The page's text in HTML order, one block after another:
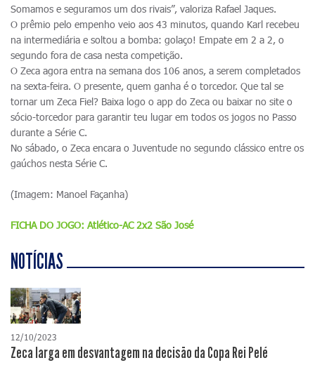
Somamos e seguramos um dos rivais”, valoriza Rafael Jaques.
O prêmio pelo empenho veio aos 43 minutos, quando Karl recebeu
na intermediária e soltou a bomba: golaço! Empate em 2 a 2, o
segundo fora de casa nesta competição.
O Zeca agora entra na semana dos 106 anos, a serem completados
na sexta-feira. O presente, quem ganha é o torcedor. Que tal se
tornar um Zeca Fiel? Baixa logo o app do Zeca ou baixar no site o
sócio-torcedor para garantir teu lugar em todos os jogos no Passo
durante a Série C.
No sábado, o Zeca encara o Juventude no segundo clássico entre os
gaúchos nesta Série C.
(Imagem: Manoel Façanha)
FICHA DO JOGO: Atlético-AC 2x2 São José
NOTÍCIAS
12/10/2023
Zeca larga em desvantagem na decisão da Copa Rei Pelé